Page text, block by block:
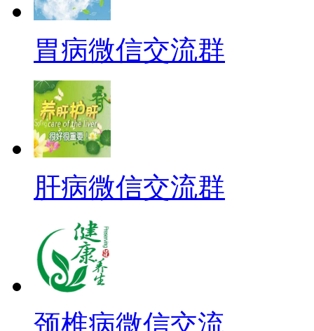
胃病微信交流群
肝病微信交流群
颈椎病微信交流